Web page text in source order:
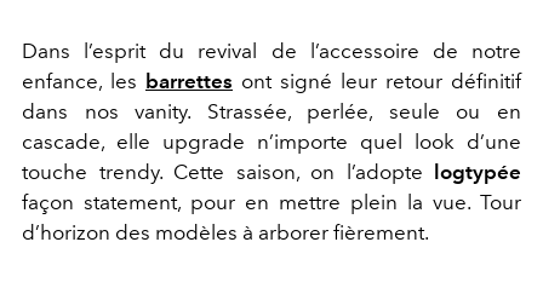
Dans l’esprit du revival de l’accessoire de notre
enfance, les barrettes ont signé leur retour définitif
dans nos vanity. Strassée, perlée, seule ou en
cascade, elle upgrade n’importe quel look d’une
touche trendy. Cette saison, on l’adopte
logtypée
façon statement, pour en mettre plein la vue. Tour
d’horizon des modèles à arborer fièrement.